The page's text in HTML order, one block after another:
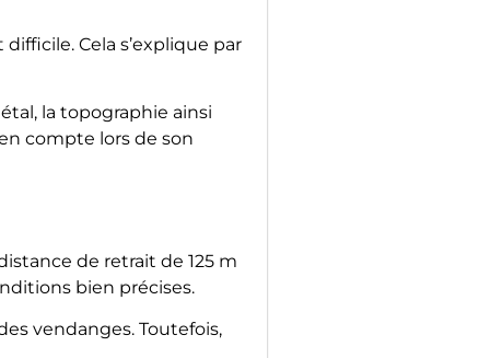
Cela s’explique par
la topographie ainsi
compte lors de son
de retrait de 125 m
bien précises.
vendanges. Toutefois,